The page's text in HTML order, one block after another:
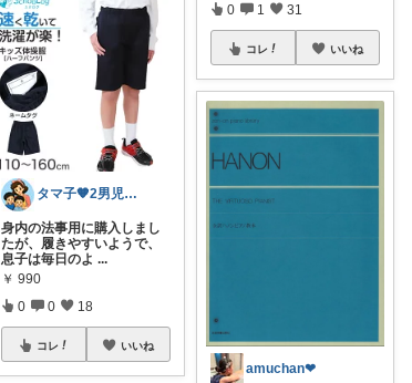
タマ子🧡2男児ワーママ
身内の法事用に購入しまし
たが、履きやすいようで、
息子は毎日のよ ...
￥ 990
0 0 18
コレ いいね
0 1 31
コレ いいね
amuchan❤︎